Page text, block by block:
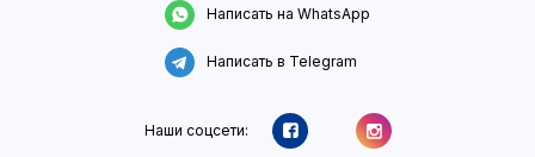
Написать на WhatsApp
Написать в Telegram
Наши соцсети: